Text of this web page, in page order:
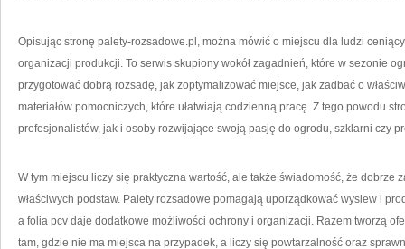
Opisując stronę palety-rozsadowe.pl, można mówić o miejscu dla ludzi
organizacji produkcji. To serwis skupiony wokół zagadnień, które w sezonie
przygotować dobrą rozsadę, jak zoptymalizować miejsce, jak zadbać o
materiałów pomocniczych, które ułatwiają codzienną pracę. Z tego powodu
profesjonalistów, jak i osoby rozwijające swoją pasję do ogrodu, szklarni czy
W tym miejscu liczy się praktyczna wartość, ale także świadomość, że dobrze
właściwych podstaw. Palety rozsadowe pomagają uporządkować wysiew i
a folia pcv daje dodatkowe możliwości ochrony i organizacji. Razem tworzą
tam, gdzie nie ma miejsca na przypadek, a liczy się powtarzalność oraz